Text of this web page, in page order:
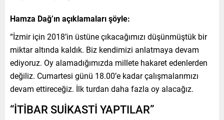
Hamza Dağ’ın açıklamaları şöyle:
“İzmir için 2018’in üstüne çıkacağımızı düşünmüştük bir
miktar altında kaldık. Biz kendimizi anlatmaya devam
ediyoruz. Oy alamadığımızda millete hakaret edenlerden
değiliz. Cumartesi günü 18.00’e kadar çalışmalarımızı
devam ettireceğiz. İlk turdan daha fazla oy alacağız.
“İTİBAR SUİKASTİ YAPTILAR”